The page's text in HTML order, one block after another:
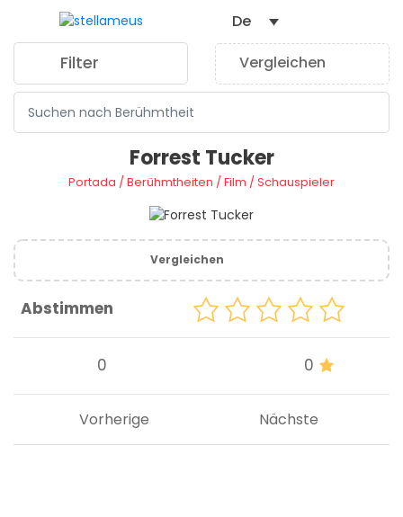
Filter Vergleichen
De
Forrest Tucker
Portada /Berühmtheiten /Film /Schauspieler
Vergleichen
Abstimmen
0 0
Nächste
Vorherige